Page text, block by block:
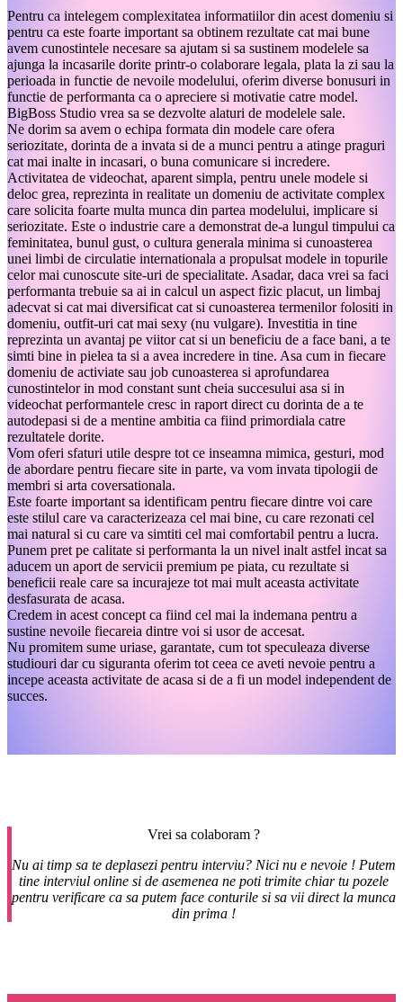
Pentru ca intelegem complexitatea informatiilor din acest domeniu si
pentru ca este foarte important sa obtinem rezultate cat mai bune
avem cunostintele necesare sa ajutam si sa sustinem modelele sa
ajunga la incasarile dorite printr-o colaborare legala, plata la zi sau la
perioada in functie de nevoile modelului, oferim diverse bonusuri in
functie de performanta ca o apreciere si motivatie catre model.
BigBoss Studio vrea sa se dezvolte alaturi de modelele sale.
Ne dorim sa avem o echipa formata din modele care ofera
seriozitate, dorinta de a invata si de a munci pentru a atinge praguri
cat mai inalte in incasari, o buna comunicare si incredere.
Activitatea de videochat, aparent simpla, pentru unele modele si
deloc grea, reprezinta in realitate un domeniu de activitate complex
care solicita foarte multa munca din partea modelului, implicare si
seriozitate. Este o industrie care a demonstrat de-a lungul timpului ca
feminitatea, bunul gust, o cultura generala minima si cunoasterea
unei limbi de circulatie internationala a propulsat modele in topurile
celor mai cunoscute site-uri de specialitate. Asadar, daca vrei sa faci
performanta trebuie sa ai in calcul un aspect fizic placut, un limbaj
adecvat si cat mai diversificat cat si cunoasterea termenilor folositi in
domeniu, outfit-uri cat mai sexy (nu vulgare). Investitia in tine
reprezinta un avantaj pe viitor cat si un beneficiu de a face bani, a te
simti bine in pielea ta si a avea incredere in tine. Asa cum in fiecare
domeniu de activiate sau job cunoasterea si aprofundarea
cunostintelor in mod constant sunt cheia succesului asa si in
videochat performantele cresc in raport direct cu dorinta de a te
autodepasi si de a mentine ambitia ca fiind primordiala catre
rezultatele dorite.
Vom oferi sfaturi utile despre tot ce inseamna mimica, gesturi, mod
de abordare pentru fiecare site in parte, va vom invata tipologii de
membri si arta coversationala.
Este foarte important sa identificam pentru fiecare dintre voi care
este stilul care va caracterizeaza cel mai bine, cu care rezonati cel
mai natural si cu care va simtiti cel mai comfortabil pentru a lucra.
Punem pret pe calitate si performanta la un nivel inalt astfel incat sa
aducem un aport de servicii premium pe piata, cu rezultate si
beneficii reale care sa incurajeze tot mai mult aceasta activitate
desfasurata de acasa.
Credem in acest concept ca fiind cel mai la indemana pentru a
sustine nevoile fiecareia dintre voi si usor de accesat.
Nu promitem sume uriase, garantate, cum tot speculeaza diverse
studiouri dar cu siguranta oferim tot ceea ce aveti nevoie pentru a
incepe aceasta activitate de acasa si de a fi un model independent de
succes.
Vrei sa colaboram ?
Nu ai timp sa te deplasezi pentru interviu? Nici nu e nevoie ! Putem
tine interviul online si de asemenea ne poti trimite chiar tu pozele
pentru verificare ca sa putem face conturile si sa vii direct la munca
din prima !